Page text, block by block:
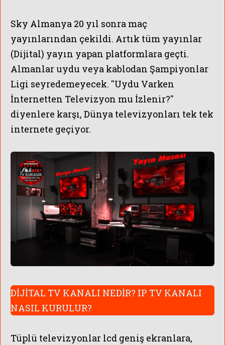
Sky Almanya 20 yıl sonra maç
yayınlarından çekildi. Artık tüm yayınlar
(Dijital) yayın yapan platformlara geçti.
Almanlar uydu veya kablodan Şampiyonlar
Ligi seyredemeyecek. ''Uydu Varken
İnternetten Televizyon mu İzlenir?''
diyenlere karşı, Dünya televizyonları tek tek
internete geçiyor.
DİJİTAL TV KANALI NEDİR? IP TV KANALI
NASIL KURULUR?
Tüplü televizyonlar lcd geniş ekranlara,